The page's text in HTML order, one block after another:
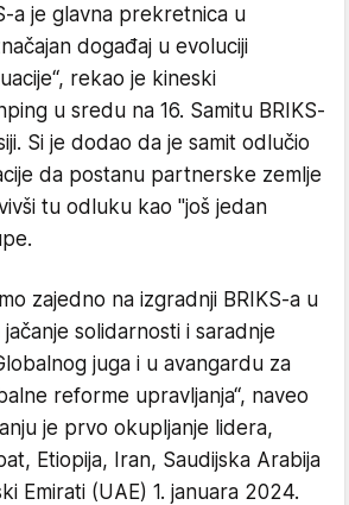
a je glavna prekretnica u
događaj u evoluciji
rekao je kineski
u sredu na 16. Samitu BRIKS-
Si je dodao da je samit odlučio
da postanu partnerske zemlje
tu odluku kao "još jedan
zajedno na izgradnji BRIKS-a u
solidarnosti i saradnje
juga i u avangardu za
reforme upravljanja“, naveo
je prvo okupljanje lidera,
Etiopija, Iran, Saudijska Arabija
Emirati (UAE) 1. januara 2024.